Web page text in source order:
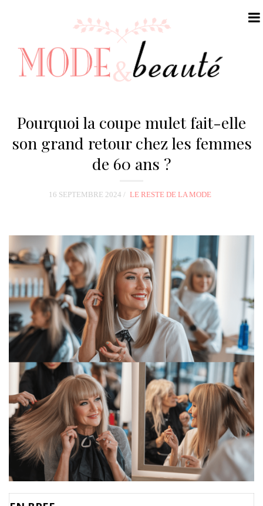
Pourquoi la coupe mulet fait-elle
son grand retour chez les femmes
de 60 ans ?
16 SEPTEMBRE 2024 LE RESTE DE LA MODE